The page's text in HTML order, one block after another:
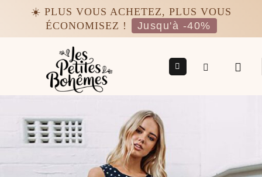
☀️ PLUS VOUS ACHETEZ, PLUS VOUS
ÉCONOMISEZ !
Jusqu'à -40%